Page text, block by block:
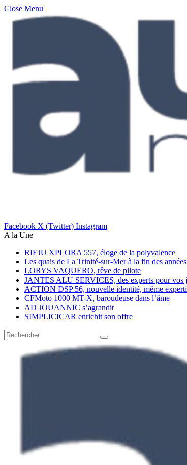
Close Menu
Facebook X (Twitter) Instagram
A la Une
RIEJU XPLORA 557, éloge de la polyvalence
Les quais de La Trinité-sur-Mer à la fin des
LORYS VAQUERO, rêve de pilote
JANTES ALU SERVICES, des experts pour vos
ACTION DSP 56, nouvelle identité, même
CFMoto 1000 MT-X, baroudeuse dans l’âme
AD JOUANNIC s’agrandit
SIMPLICICAR enrichit son offre